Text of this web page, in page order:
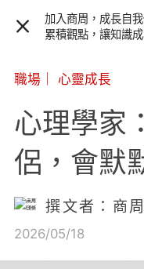
加入商周，成長自
累積觀點，讓知識
職場 心靈成長
心理學家
侶，會默
撰文者：商
2026/05/18